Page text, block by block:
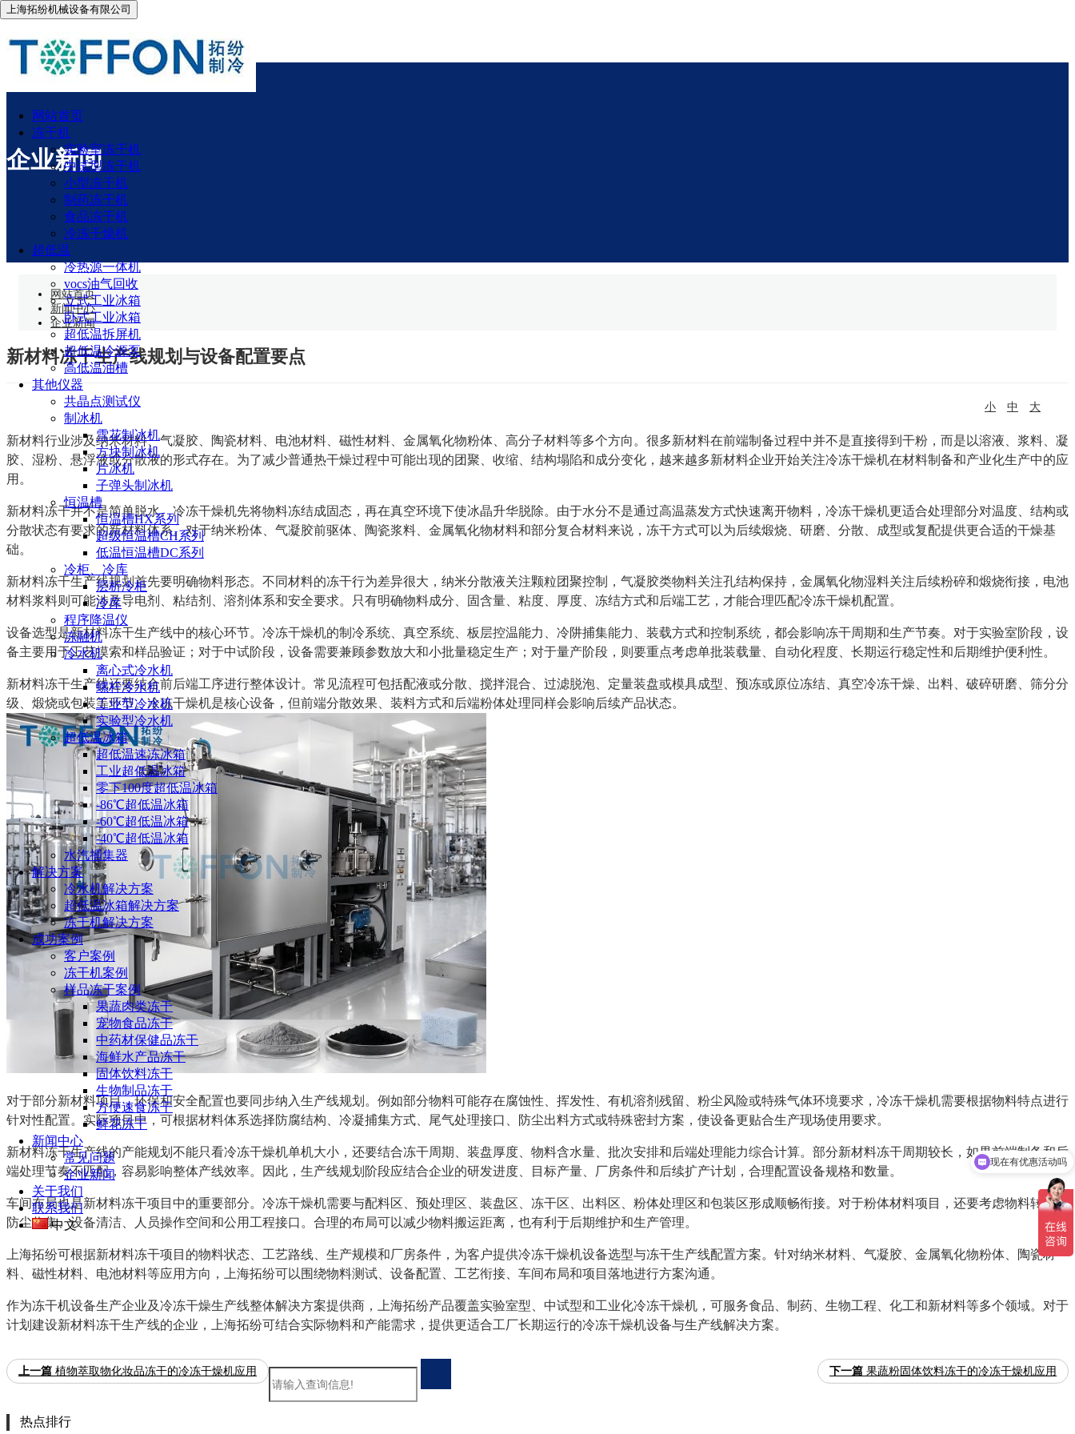
上海拓纷机械设备有限公司
网站首页
冻干机
实验室冻干机
中试型冻干机
小型冻干机
制药冻干机
食品冻干机
冷冻干燥机
超低温
冷热源一体机
vocs油气回收
立式工业冰箱
卧式工业冰箱
超低温拆屏机
超低温冷源泵
高低温油槽
其他仪器
共晶点测试仪
制冰机
雪花制冰机
方块制冰机
片冰机
子弹头制冰机
恒温槽
恒温槽HX系列
超级恒温槽CH系列
低温恒温槽DC系列
冷柜、冷库
层析冷柜
冷库
程序降温仪
冻融机
冷水机
离心式冷水机
螺杆冷水机
工业型冷水机
实验型冷水机
超低温冰箱
超低温速冻冰箱
工业超低温冰箱
零下100度超低温冰箱
-86℃超低温冰箱
-60℃超低温冰箱
-40℃超低温冰箱
水汽捕集器
解决方案
冷水机解决方案
超低温冰箱解决方案
冻干机解决方案
成功案例
客户案例
冻干机案例
样品冻干案例
果蔬肉类冻干
宠物食品冻干
中药材保健品冻干
海鲜水产品冻干
固体饮料冻干
生物制品冻干
方便速食冻干
鲜花冻干
新闻中心
常见问题
企业新闻
关于我们
联系我们
中文
企业新闻
网站首页
新闻中心
企业新闻
新材料冻干生产线规划与设备配置要点
小 中 大
新材料行业涉及纳米材料、气凝胶、陶瓷材料、电池材料、磁性材料、金属氧化物粉体、高分子材料等多个方向。很多新材料在前端制备过程中并不是直接得到干粉，而是以溶液、浆料、凝
胶、湿粉、悬浮液或分散液的形式存在。为了减少普通热干燥过程中可能出现的团聚、收缩、结构塌陷和成分变化，越来越多新材料企业开始关注冷冻干燥机在材料制备和产业化生产中的应
用。
新材料冻干并不是简单脱水。冷冻干燥机先将物料冻结成固态，再在真空环境下使冰晶升华脱除。由于水分不是通过高温蒸发方式快速离开物料，冷冻干燥机更适合处理部分对温度、结构或
分散状态有要求的新材料体系。对于纳米粉体、气凝胶前驱体、陶瓷浆料、金属氧化物材料和部分复合材料来说，冻干方式可以为后续煅烧、研磨、分散、成型或复配提供更合适的干燥基
础。
新材料冻干生产线规划首先要明确物料形态。不同材料的冻干行为差异很大，纳米分散液关注颗粒团聚控制，气凝胶类物料关注孔结构保持，金属氧化物湿料关注后续粉碎和煅烧衔接，电池
材料浆料则可能涉及导电剂、粘结剂、溶剂体系和安全要求。只有明确物料成分、固含量、粘度、厚度、冻结方式和后端工艺，才能合理匹配冷冻干燥机配置。
设备选型是新材料冻干生产线中的核心环节。冷冻干燥机的制冷系统、真空系统、板层控温能力、冷阱捕集能力、装载方式和控制系统，都会影响冻干周期和生产节奏。对于实验室阶段，设
备主要用于工艺摸索和样品验证；对于中试阶段，设备需要兼顾参数放大和小批量稳定生产；对于量产阶段，则要重点考虑单批装载量、自动化程度、长期运行稳定性和后期维护便利性。
新材料冻干生产线还要结合前后端工序进行整体设计。常见流程可包括配液或分散、搅拌混合、过滤脱泡、定量装盘或模具成型、预冻或原位冻结、真空冷冻干燥、出料、破碎研磨、筛分分
级、煅烧或包装等环节。冷冻干燥机是核心设备，但前端分散效果、装料方式和后端粉体处理同样会影响后续产品状态。
对于部分新材料项目，环保和安全配置也要同步纳入生产线规划。例如部分物料可能存在腐蚀性、挥发性、有机溶剂残留、粉尘风险或特殊气体环境要求，冷冻干燥机需要根据物料特点进行
针对性配置。实际项目中，可根据材料体系选择防腐结构、冷凝捕集方式、尾气处理接口、防尘出料方式或特殊密封方案，使设备更贴合生产现场使用要求。
新材料冻干生产线的产能规划不能只看冷冻干燥机单机大小，还要结合冻干周期、装盘厚度、物料含水量、批次安排和后端处理能力综合计算。部分新材料冻干周期较长，如果前端制备和后
端处理节奏不匹配，容易影响整体产线效率。因此，生产线规划阶段应结合企业的研发进度、目标产量、厂房条件和后续扩产计划，合理配置设备规格和数量。
车间布局也是新材料冻干项目中的重要部分。冷冻干燥机需要与配料区、预处理区、装盘区、冻干区、出料区、粉体处理区和包装区形成顺畅衔接。对于粉体材料项目，还要考虑物料转运、
防尘收集、设备清洁、人员操作空间和公用工程接口。合理的布局可以减少物料搬运距离，也有利于后期维护和生产管理。
上海拓纷可根据新材料冻干项目的物料状态、工艺路线、生产规模和厂房条件，为客户提供冷冻干燥机设备选型与冻干生产线配置方案。针对纳米材料、气凝胶、金属氧化物粉体、陶瓷材
料、磁性材料、电池材料等应用方向，上海拓纷可以围绕物料测试、设备配置、工艺衔接、车间布局和项目落地进行方案沟通。
作为冻干机设备生产企业及冷冻干燥生产线整体解决方案提供商，上海拓纷产品覆盖实验室型、中试型和工业化冷冻干燥机，可服务食品、制药、生物工程、化工和新材料等多个领域。对于
计划建设新材料冻干生产线的企业，上海拓纷可结合实际物料和产能需求，提供更适合工厂长期运行的冷冻干燥机设备与生产线解决方案。
上一篇 植物萃取物化妆品冻干的冷冻干燥机应用 下一篇 果蔬粉固体饮料冻干的冷冻干燥机应用
热点排行
现在有优惠活动吗